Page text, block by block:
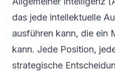
das jede intellektuelle
ausführen kann, die ein
kann. Jede Position,
strategische